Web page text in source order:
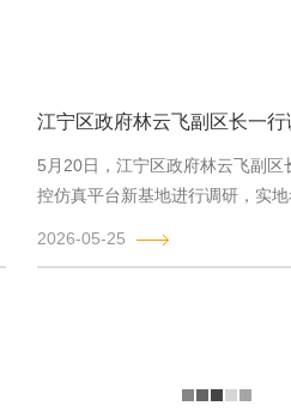
5月20日，江宁区政府林云飞副区
控仿真平台新基地进行调研，实
2026-05-25